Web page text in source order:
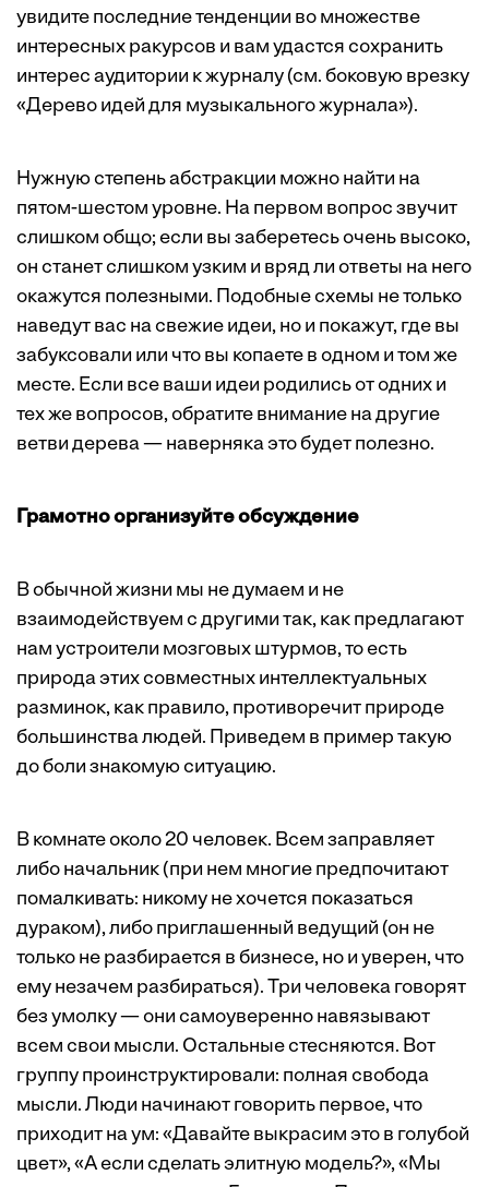
увидите последние тенденции во множестве
интересных ракурсов и вам удастся сохранить
интерес аудитории к журналу (см. боковую врезку
«Дерево идей для музыкального журнала»).
Нужную степень абстракции можно найти на
пятом-шестом уровне. На первом вопрос звучит
слишком общо; если вы заберетесь очень высоко,
он станет слишком узким и вряд ли ответы на него
окажутся полезными. Подобные схемы не только
наведут вас на свежие идеи, но и покажут, где вы
забуксовали или что вы копаете в одном и том же
месте. Если все ваши идеи родились от одних и
тех же вопросов, обратите внимание на другие
ветви дерева — наверняка это будет полезно.
Грамотно организуйте обсуждение
В обычной жизни мы не думаем и не
взаимодействуем с другими так, как предлагают
нам устроители мозговых штурмов, то есть
природа этих совместных интеллектуальных
разминок, как правило, противоречит природе
большинства людей. Приведем в пример такую
до боли знакомую ситуацию.
В комнате около 20 человек. Всем заправляет
либо начальник (при нем многие предпочитают
помалкивать: никому не хочется показаться
дураком), либо приглашенный ведущий (он не
только не разбирается в бизнесе, но и уверен, что
ему незачем разбираться). Три человека говорят
без умолку — они самоуверенно навязывают
всем свои мысли. Остальные стесняются. Вот
группу проинструктировали: полная свобода
мысли. Люди начинают говорить первое, что
приходит на ум: «Давайте выкрасим это в голубой
цвет», «А если сделать элитную модель?», «Мы